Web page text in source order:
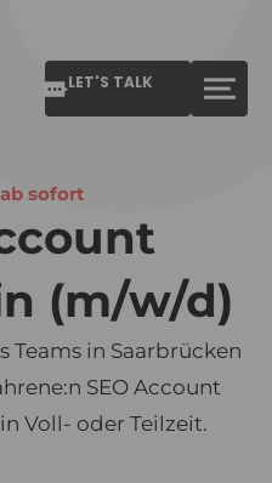
LET'S TALK
sofort
(m/w/d)
Teams in Saarbrücken
SEO Account
Voll- oder Teilzeit.